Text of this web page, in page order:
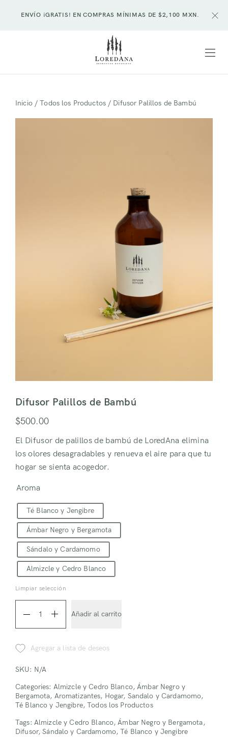
ENVÍO ¡GRATIS! EN COMPRAS MÍNIMAS DE $2,100 MXN.
Inicio/Todos los Productos/ Difusor Palillos de Bambú
Difusor Palillos de Bambú
$500.00
El Difusor de palillos de bambú de LoredAna elimina
los olores desagradables y renueva el aire para que tu
hogar se sienta acogedor.
Aroma
Té Blanco y Jengibre
Ámbar Negro y Bergamota
Sándalo y Cardamomo
Almizcle y Cedro Blanco
Limpiar selección
Bambú
quantity
Añadir al carrito
Agregar a lista de deseos
SKU: N/A
Categories: Almizcle y Cedro Blanco,Ámbar Negro y
Bergamota, Aromatizantes, Hogar, Sandalo y Cardamomo,
Té Blanco y Jengibre,Todos los Productos
Tags: Almizcle y Cedro Blanco,Ámbar Negro y Bergamota,
Difusor,Sándalo y Cardamomo,Té Blanco y Jengibre